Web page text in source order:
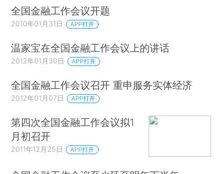
全国金融工作会议开题
2010年01月31日 APP打开
温家宝在全国金融工作会议上的讲话
2012年01月30日 APP打开
全国金融工作会议召开 重申服务实体经济
2012年01月07日 APP打开
第四次全国金融工作会议拟1
月初召开
2011年12月25日 APP打开